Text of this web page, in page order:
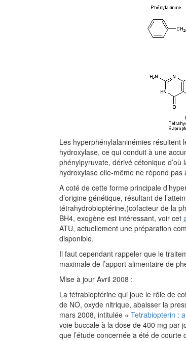
Les hyperphénylalaninémies résultent
hydroxylase, ce qui conduit à une
phénylpyruvate, dérivé cétonique
hydroxylase elle-même ne répond pas
A coté de cette forme principale
d’origine génétique, résultant de
tétrahydrobioptérine,(cofacteur de la
BH4, exogène est intéressant, voir cet
ATU, actuellement une préparation
disponible.
Il faut cependant rappeler que le
maximale de l’apport alimentaire de
Mise à jour Avril 2008 :
La tétrabioptérine qui joue le rôle de
de NO, oxyde nitrique, abaisser la
mars 2008, intitulée « Tetrabiopterin :
voie buccale à la dose de 400 mg par
que l’étude concernée a été de